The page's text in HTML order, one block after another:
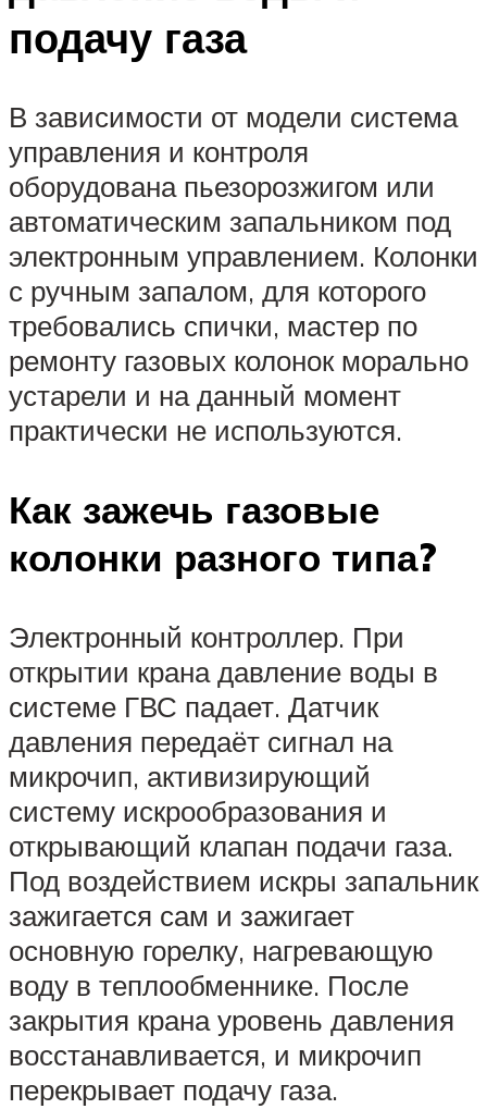
подачу газа
В зависимости от модели система
управления и контроля
оборудована пьезорозжигом или
автоматическим запальником под
электронным управлением. Колонки
с ручным запалом, для которого
требовались спички, мастер по
ремонту газовых колонок морально
устарели и на данный момент
практически не используются.
Как зажечь газовые
колонки разного типа?
Электронный контроллер. При
открытии крана давление воды в
системе ГВС падает. Датчик
давления передаёт сигнал на
микрочип, активизирующий
систему искрообразования и
открывающий клапан подачи газа.
Под воздействием искры запальник
зажигается сам и зажигает
основную горелку, нагревающую
воду в теплообменнике. После
закрытия крана уровень давления
восстанавливается, и микрочип
перекрывает подачу газа.